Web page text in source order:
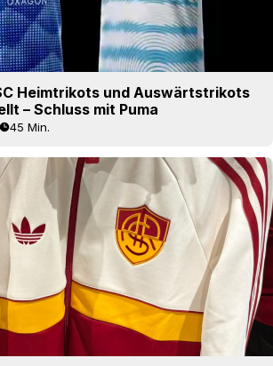
Heimtrikots und Auswärtstrikots
– Schluss mit Puma
45 Min.